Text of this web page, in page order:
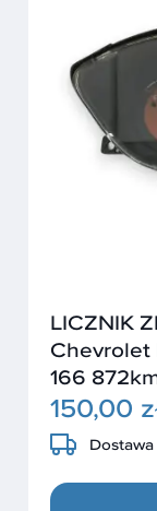
LICZNIK
Chevrolet
166
150,00
Dostawa